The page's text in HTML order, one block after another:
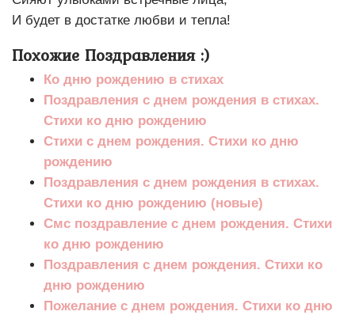
И будет в достатке любви и тепла!
Похожие Поздравления :)
Ко дню рождению в стихах
Поздравления с днем рождения в стихах.
Стихи ко дню рождению
Стихи с днем рождения. Стихи ко дню
рождению
Поздравления с днем рождения в стихах.
Стихи ко дню рождению (новые)
Смс поздравление с днем рождения. Стихи
ко дню рождению
Поздравления с днем рождения. Стихи ко
дню рождению
Пожелание с днем рождения. Стихи ко дню